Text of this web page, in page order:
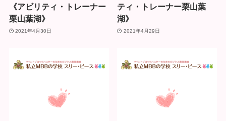
《アビリティ・トレーナー
栗山葉湖》
2021年4月30日
ティ・トレーナー栗山葉
湖》
2021年4月29日